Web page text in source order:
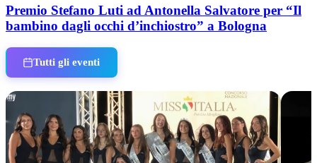
Premio Stefano Luti ad Antonella Salvatore per “Il
bambino dagli occhi d’inchiostro” a Bologna
Tutti gli eventi